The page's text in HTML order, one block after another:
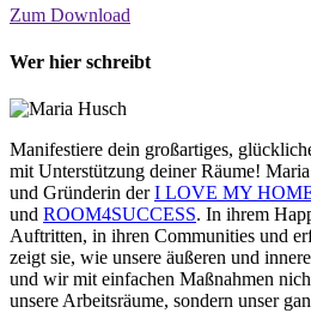
Zum Download
Wer hier schreibt
Manifestiere dein großartiges,
mit Unterstützung deiner Räume!
und Gründerin derI LOVE MY
und ROOM4SUCCESS. In ihrem
Auftritten, in ihren Communities und
zeigt sie, wie unsere äußeren und
und wir mit einfachen Maßnahmen
unsere Arbeitsräume, sondern unser